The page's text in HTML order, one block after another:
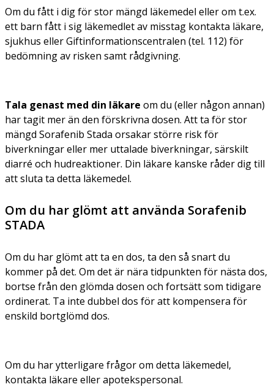
Om du fått i dig för stor mängd läkemedel eller om t.ex.
ett barn fått i sig läkemedlet av misstag kontakta läkare,
sjukhus eller Giftinformationscentralen (tel. 112) för
bedömning av risken samt rådgivning.
Tala genast med din läkare om du (eller någon annan)
har tagit mer än den förskrivna dosen. Att ta för stor
mängd Sorafenib Stada orsakar större risk för
biverkningar eller mer uttalade biverkningar, särskilt
diarré och hudreaktioner. Din läkare kanske råder dig till
att sluta ta detta läkemedel.
Om du har glömt att använda Sorafenib
STADA
Om du har glömt att ta en dos, ta den så snart du
kommer på det. Om det är nära tidpunkten för nästa dos,
bortse från den glömda dosen och fortsätt som tidigare
ordinerat. Ta inte dubbel dos för att kompensera för
enskild bortglömd dos.
Om du har ytterligare frågor om detta läkemedel,
kontakta läkare eller apotekspersonal.